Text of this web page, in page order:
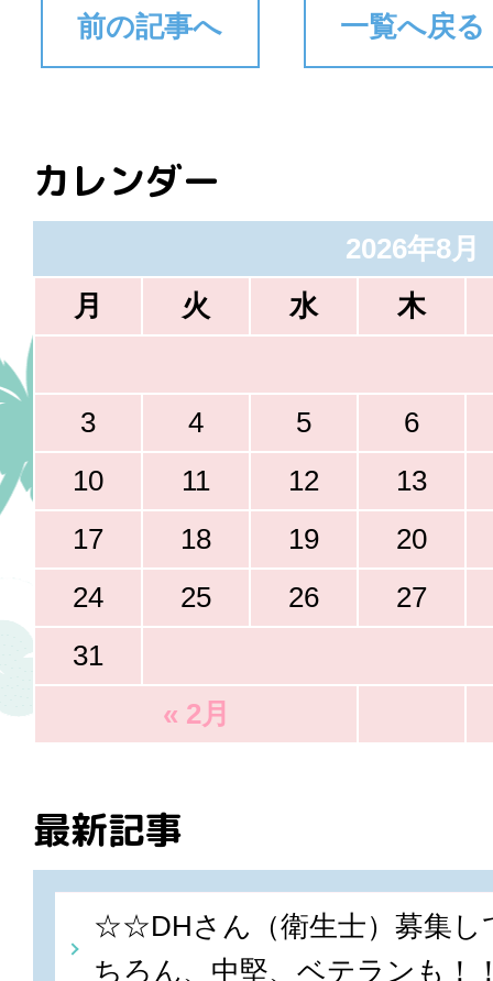
前の記事へ 一覧へ戻る
カレンダー
2026年8月
月
火 水 木
« 2月
3 4 5
6
10
11 12
13
17
18 19
20
24
25 26
27
31
最新記事
☆☆DHさん（衛生士）募集し
ちろん、中堅、ベテランも！